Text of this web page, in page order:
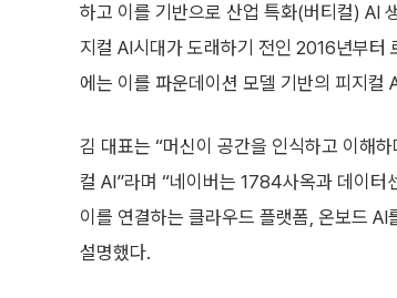
하고 이를 기반으로 산업 특화(버티컬) AI
지컬 AI시대가 도래하기 전인 2016년부터
에는 이를 파운데이션 모델 기반의 피지컬
김 대표는 “머신이 공간을 인식하고 이해
컬 AI”라며 “네이버는 1784사옥과 데이터
이를 연결하는 클라우드 플랫폼, 온보드
설명했다.